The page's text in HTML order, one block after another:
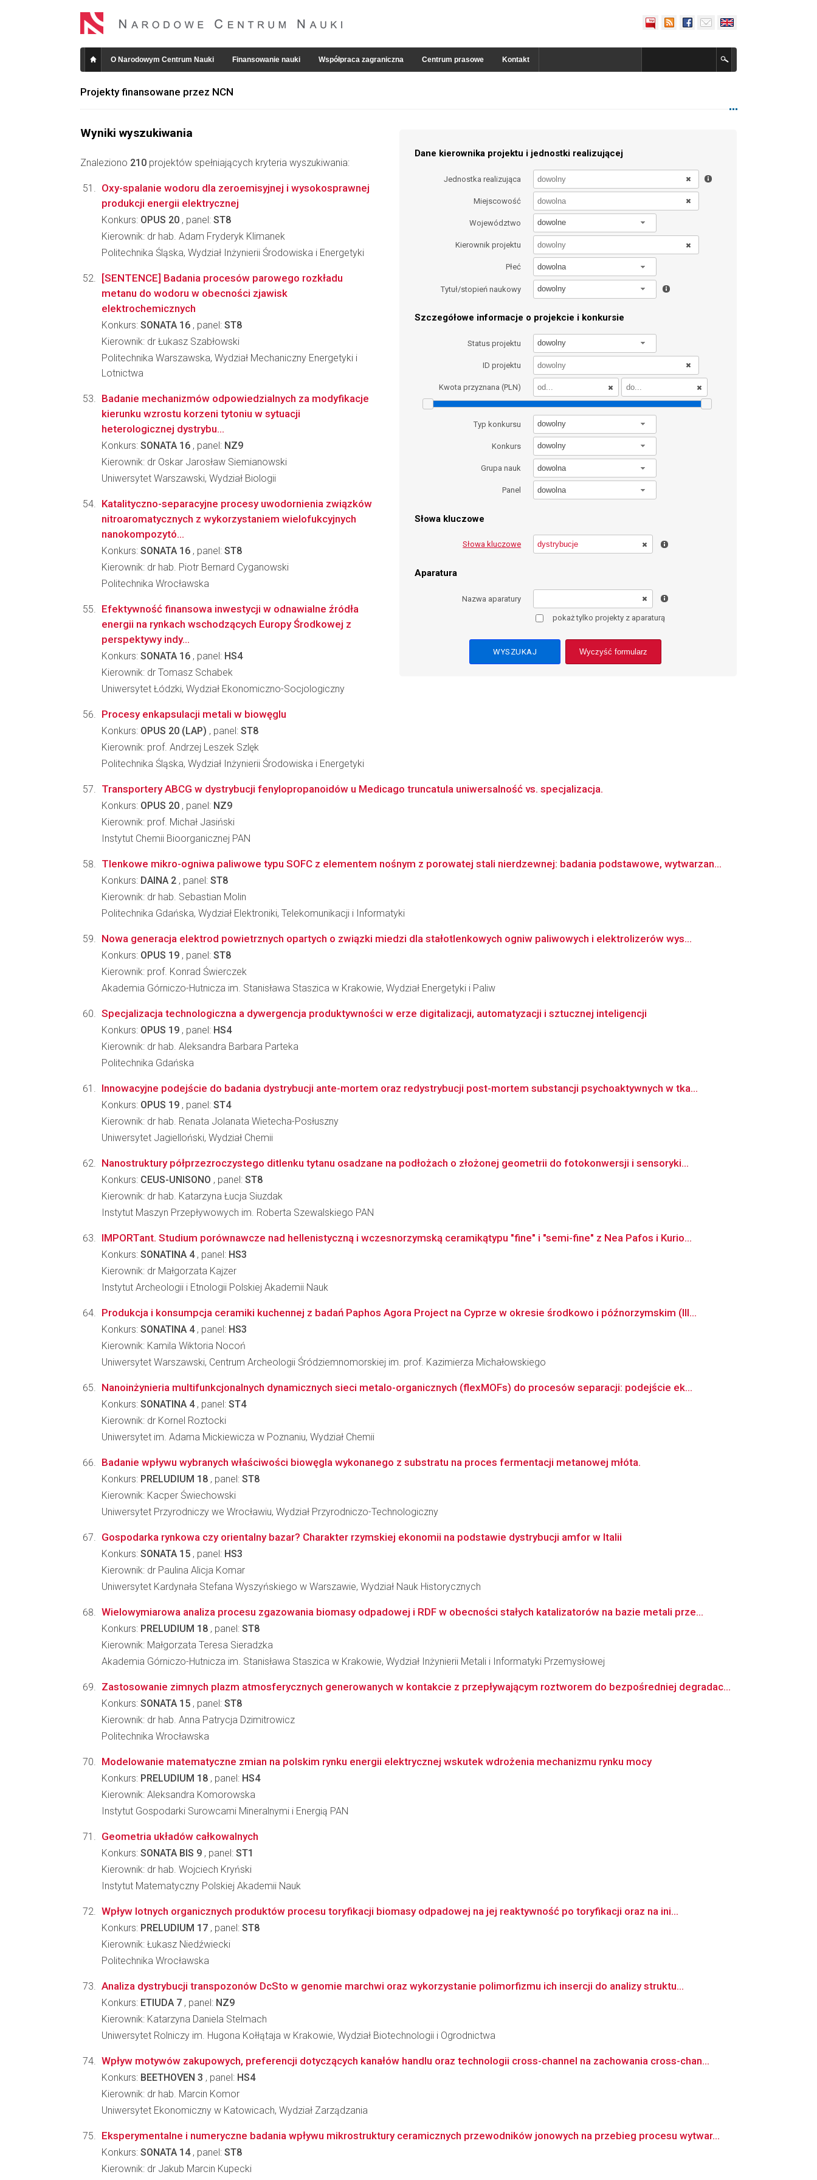
O Narodowym Centrum Nauki Finansowanie nauki Współpraca zagraniczna Centrum prasowe Kontakt
Projekty finansowane przez NCN
Wyniki wyszukiwania
Znaleziono 210 projektów spełniających kryteria wyszukiwania:
Dane kierownika projektu i jednostki realizującej
Jednostka realizująca
Miejscowość
Województwo dowolne
Kierownik projektu
Płeć dowolna
Tytuł/stopień naukowy dowolny
Szczegółowe informacje o projekcie i konkursie
Status projektu dowolny
ID projektu
Kwota przyznana (PLN)
Typ konkursu dowolny
Konkurs dowolny
Grupa nauk dowolna
Panel dowolna
Słowa kluczowe
Słowa kluczowe
Aparatura
Nazwa aparatury
pokaż tylko projekty z aparaturą
Wyczyść formularz
Oxy-spalanie wodoru dla zeroemisyjnej i wysokosprawnej
produkcji energii elektrycznej
Konkurs: OPUS 20 , panel: ST8
Kierownik: dr hab. Adam Fryderyk Klimanek
Politechnika Śląska, Wydział Inżynierii Środowiska i Energetyki
[SENTENCE] Badania procesów parowego rozkładu
metanu do wodoru w obecności zjawisk
elektrochemicznych
Konkurs: SONATA 16 , panel: ST8
Kierownik: dr Łukasz Szabłowski
Politechnika Warszawska, Wydział Mechaniczny Energetyki i
Lotnictwa
Badanie mechanizmów odpowiedzialnych za modyfikacje
kierunku wzrostu korzeni tytoniu w sytuacji
heterologicznej dystrybu...
Konkurs: SONATA 16 , panel: NZ9
Kierownik: dr Oskar Jarosław Siemianowski
Uniwersytet Warszawski, Wydział Biologii
Katalityczno-separacyjne procesy uwodornienia związków
nitroaromatycznych z wykorzystaniem wielofukcyjnych
nanokompozytó...
Konkurs: SONATA 16 , panel: ST8
Kierownik: dr hab. Piotr Bernard Cyganowski
Politechnika Wrocławska
Efektywność finansowa inwestycji w odnawialne źródła
energii na rynkach wschodzących Europy Środkowej z
perspektywy indy...
Konkurs: SONATA 16 , panel: HS4
Kierownik: dr Tomasz Schabek
Uniwersytet Łódzki, Wydział Ekonomiczno-Socjologiczny
Procesy enkapsulacji metali w biowęglu
Konkurs: OPUS 20 (LAP) , panel: ST8
Kierownik: prof. Andrzej Leszek Szlęk
Politechnika Śląska, Wydział Inżynierii Środowiska i Energetyki
Transportery ABCG w dystrybucji fenylopropanoidów u Medicago truncatula uniwersalność vs. specjalizacja.
Konkurs: OPUS 20 , panel: NZ9
Kierownik: prof. Michał Jasiński
Instytut Chemii Bioorganicznej PAN
Tlenkowe mikro-ogniwa paliwowe typu SOFC z elementem nośnym z porowatej stali nierdzewnej: badania podstawowe, wytwarzan...
Konkurs: DAINA 2 , panel: ST8
Kierownik: dr hab. Sebastian Molin
Politechnika Gdańska, Wydział Elektroniki, Telekomunikacji i Informatyki
Nowa generacja elektrod powietrznych opartych o związki miedzi dla stałotlenkowych ogniw paliwowych i elektrolizerów wys...
Konkurs: OPUS 19 , panel: ST8
Kierownik: prof. Konrad Świerczek
Akademia Górniczo-Hutnicza im. Stanisława Staszica w Krakowie, Wydział Energetyki i Paliw
Specjalizacja technologiczna a dywergencja produktywności w erze digitalizacji, automatyzacji i sztucznej inteligencji
Konkurs: OPUS 19 , panel: HS4
Kierownik: dr hab. Aleksandra Barbara Parteka
Politechnika Gdańska
Innowacyjne podejście do badania dystrybucji ante-mortem oraz redystrybucji post-mortem substancji psychoaktywnych w tka...
Konkurs: OPUS 19 , panel: ST4
Kierownik: dr hab. Renata Jolanata Wietecha-Posłuszny
Uniwersytet Jagielloński, Wydział Chemii
Nanostruktury półprzezroczystego ditlenku tytanu osadzane na podłożach o złożonej geometrii do fotokonwersji i sensoryki...
Konkurs: CEUS-UNISONO , panel: ST8
Kierownik: dr hab. Katarzyna Łucja Siuzdak
Instytut Maszyn Przepływowych im. Roberta Szewalskiego PAN
IMPORTant. Studium porównawcze nad hellenistyczną i wczesnorzymską ceramikątypu "fine" i "semi-fine" z Nea Pafos i Kurio...
Konkurs: SONATINA 4, panel: HS3
Kierownik: dr Małgorzata Kajzer
Instytut Archeologii i Etnologii Polskiej Akademii Nauk
Produkcja i konsumpcja ceramiki kuchennej z badań Paphos Agora Project na Cyprze w okresie środkowo i późnorzymskim (III...
Konkurs: SONATINA 4, panel: HS3
Kierownik: Kamila Wiktoria Nocoń
Uniwersytet Warszawski, Centrum Archeologii Śródziemnomorskiej im. prof. Kazimierza Michałowskiego
Nanoinżynieria multifunkcjonalnych dynamicznych sieci metalo-organicznych (flexMOFs) do procesów separacji: podejście ek...
Konkurs: SONATINA 4, panel: ST4
Kierownik: dr Kornel Roztocki
Uniwersytet im. Adama Mickiewicza w Poznaniu, Wydział Chemii
Badanie wpływu wybranych właściwości biowęgla wykonanego z substratu na proces fermentacji metanowej młóta.
Konkurs: PRELUDIUM 18 , panel: ST8
Kierownik: Kacper Świechowski
Uniwersytet Przyrodniczy we Wrocławiu, Wydział Przyrodniczo-Technologiczny
Gospodarka rynkowa czy orientalny bazar? Charakter rzymskiej ekonomii na podstawie dystrybucji amfor w Italii
Konkurs: SONATA 15 , panel: HS3
Kierownik: dr Paulina Alicja Komar
Uniwersytet Kardynała Stefana Wyszyńskiego w Warszawie, Wydział Nauk Historycznych
Wielowymiarowa analiza procesu zgazowania biomasy odpadowej i RDF w obecności stałych katalizatorów na bazie metali prze...
Konkurs: PRELUDIUM 18 , panel: ST8
Kierownik: Małgorzata Teresa Sieradzka
Akademia Górniczo-Hutnicza im. Stanisława Staszica w Krakowie, Wydział Inżynierii Metali i Informatyki Przemysłowej
Zastosowanie zimnych plazm atmosferycznych generowanych w kontakcie z przepływającym roztworem do bezpośredniej degradac...
Konkurs: SONATA 15 , panel: ST8
Kierownik: dr hab. Anna Patrycja Dzimitrowicz
Politechnika Wrocławska
Modelowanie matematyczne zmian na polskim rynku energii elektrycznej wskutek wdrożenia mechanizmu rynku mocy
Konkurs: PRELUDIUM 18 , panel: HS4
Kierownik: Aleksandra Komorowska
Instytut Gospodarki Surowcami Mineralnymi i Energią PAN
Geometria układów całkowalnych
Konkurs: SONATA BIS 9 , panel: ST1
Kierownik: dr hab. Wojciech Kryński
Instytut Matematyczny Polskiej Akademii Nauk
Wpływ lotnych organicznych produktów procesu toryfikacji biomasy odpadowej na jej reaktywność po toryfikacji oraz na ini...
Konkurs: PRELUDIUM 17 , panel: ST8
Kierownik: Łukasz Niedźwiecki
Politechnika Wrocławska
Analiza dystrybucji transpozonów DcSto w genomie marchwi oraz wykorzystanie polimorfizmu ich insercji do analizy struktu...
Konkurs: ETIUDA 7 , panel: NZ9
Kierownik: Katarzyna Daniela Stelmach
Uniwersytet Rolniczy im. Hugona Kołłątaja w Krakowie, Wydział Biotechnologii i Ogrodnictwa
Wpływ motywów zakupowych, preferencji dotyczących kanałów handlu oraz technologii cross-channel na zachowania cross-chan...
Konkurs: BEETHOVEN 3 , panel: HS4
Kierownik: dr hab. Marcin Komor
Uniwersytet Ekonomiczny w Katowicach, Wydział Zarządzania
Eksperymentalne i numeryczne badania wpływu mikrostruktury ceramicznych przewodników jonowych na przebieg procesu wytwar...
Konkurs: SONATA 14, panel: ST8
Kierownik: dr Jakub Marcin Kupecki